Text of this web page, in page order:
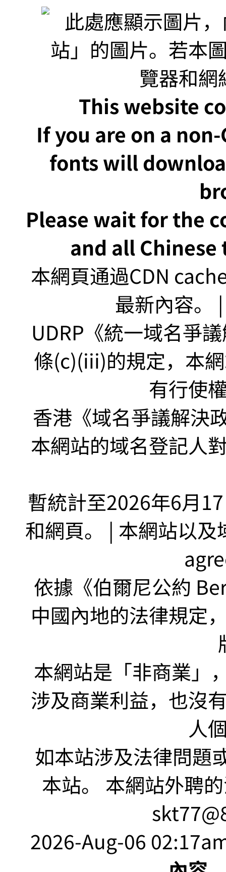
This website
If you are on a
fonts will
Please wait for the
and all
本網頁通過CDN
最新內容。
UDRP《統一域名爭
條(c)(iii)的規定，本
有行使
香港《域名爭議解決
本網站的域名登記人
暫統計至2026年6月
和網頁。 | 本網站以
依據《伯爾尼公約
中國內地的法律規定
本網站是「非商業
涉及商業利益，也沒
人
如本站涉及法律問題
本站。 本網站外聘
2026-Aug-06